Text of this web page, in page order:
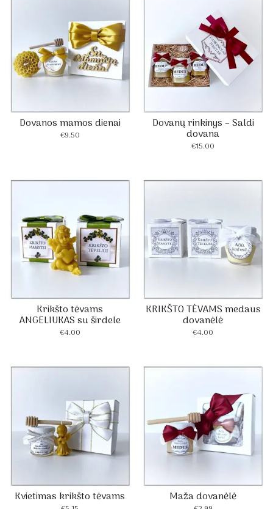
Dovanos mamos dienai
€9.50
Dovanų rinkinys – Saldi
dovana
€15.00
Krikšto tėvams
ANGELIUKAS su širdele
€4.00
KRIKŠTO TĖVAMS medaus
dovanėlė
€4.00
Kvietimas krikšto tėvams Maža dovanėlė